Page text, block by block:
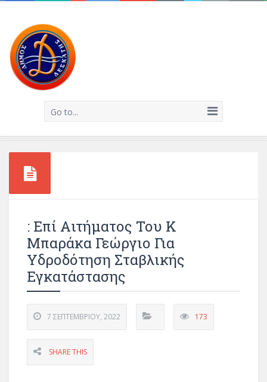
Go to...
: Επί Αιτήματος Του Κ
Μπαράκα Γεώργιο Για
Υδροδότηση Σταβλικής
Εγκατάστασης
7 ΣΕΠΤΕΜΒΡΊΟΥ, 2022 173
SHARE THIS